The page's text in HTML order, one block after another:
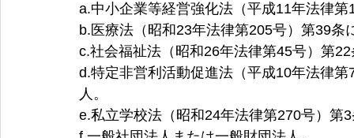
a.中小企業等経営強化法（平成11年法律
b.医療法（昭和23年法律第205号）第39条
c.社会福祉法（昭和26年法律第45号）第
d.特定非営利活動促進法（平成10年法律
人。
e.私立学校法（昭和24年法律第270号）第